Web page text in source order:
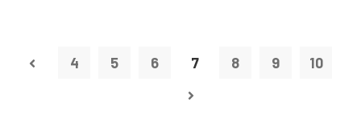
4 5 6 7 8 9 10